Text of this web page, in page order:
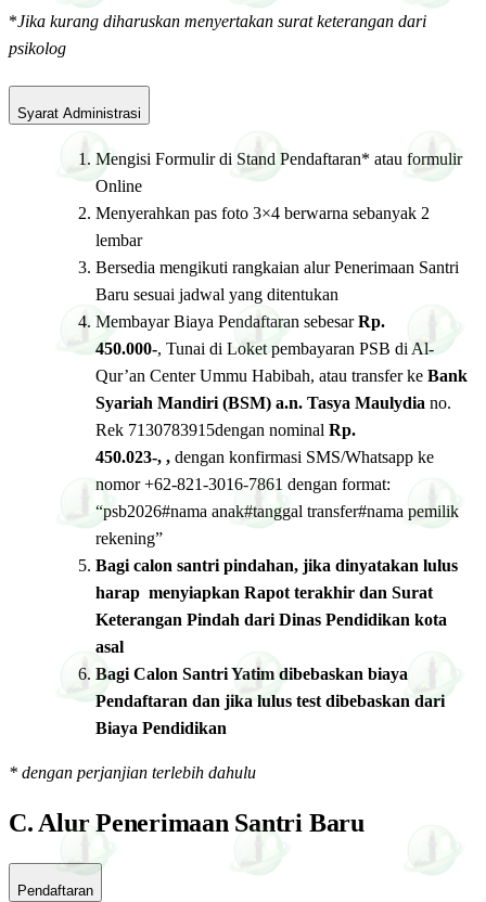
*Jika kurang diharuskan menyertakan surat keterangan dari
psikolog
Syarat Administrasi
Mengisi Formulir di Stand Pendaftaran* atau formulir
Online
Menyerahkan pas foto 3×4 berwarna sebanyak 2
lembar
Bersedia mengikuti rangkaian alur Penerimaan Santri
Baru sesuai jadwal yang ditentukan
Membayar Biaya Pendaftaran sebesarRp.
450.000-, Tunai di Loket pembayaran PSB di Al-
Qur’an Center Ummu Habibah, atau transfer ke Bank
Syariah Mandiri (BSM) a.n. Tasya Maulydia no.
Rek 7130783915dengan nominal Rp.
450.023-, , dengan konfirmasi SMS/Whatsapp ke
nomor +62-821-3016-7861 dengan format:
“psb2026#nama anak#tanggal transfer#nama pemilik
rekening”
Bagi calon santri pindahan, jika dinyatakan lulus
harap menyiapkan Rapot terakhir dan Surat
Keterangan Pindah dari Dinas Pendidikan kota
asal
Bagi Calon Santri Yatim dibebaskan biaya
Pendaftaran dan jika lulus test dibebaskan dari
Biaya Pendidikan
* dengan perjanjian terlebih dahulu
C. Alur Penerimaan Santri Baru
Pendaftaran